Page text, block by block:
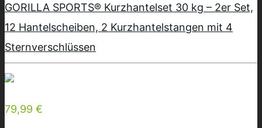
GORILLA SPORTS® Kurzhantelset 30 kg – 2er Set,
12 Hantelscheiben, 2 Kurzhantelstangen mit 4
Sternverschlüssen
79,99 €